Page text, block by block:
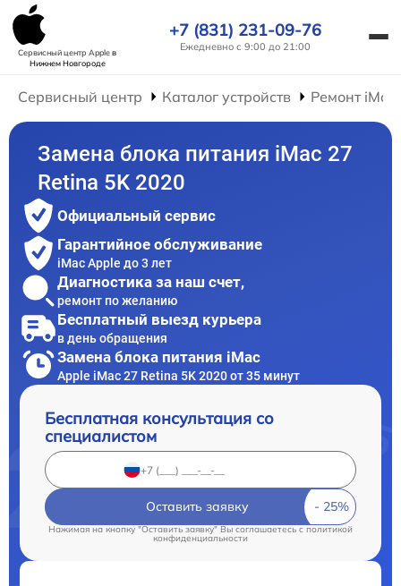
Сервисный центр Appleв
Нижнем Новгороде
+7 (831) 231-09-76
Ежедневно с 9:00 до 21:00
Сервисный центр Каталог устройств Ремонт iMac
Замена блока питания iMac 27
Retina 5K 2020
Официальный сервис
Гарантийное обслуживание
iMac Apple до 3 лет
Диагностика за наш счет,
ремонт по желанию
Бесплатный выезд курьера
в день обращения
Замена блока питания iMac
Apple iMac 27 Retina 5K 2020 от 35 минут
Бесплатная консультация со
специалистом
Оставить заявку
Нажимая на кнопку "Оставить заявку" Вы соглашаетесь cполитикой
конфиденциальности